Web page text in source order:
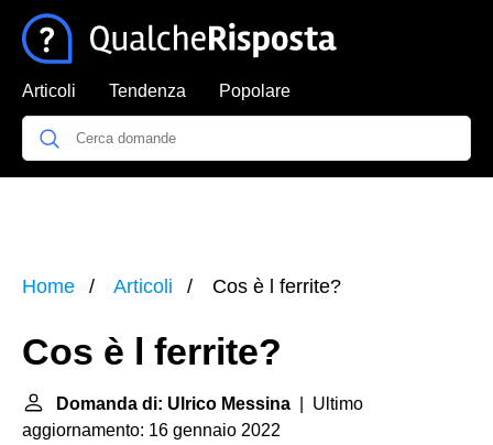
Articoli Tendenza Popolare
Home Articoli Cos è l ferrite?
Cos è l ferrite?
Domanda di: Ulrico Messina | Ultimo
aggiornamento: 16 gennaio 2022